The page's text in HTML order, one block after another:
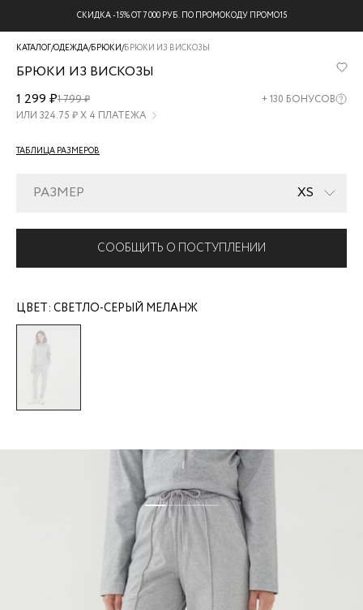
БЕСПЛАТНАЯ ДОСТАВКА НА ВСЕ ЗАКАЗЫ
КАТАЛОГ/ОДЕЖДА/БРЮКИ/БРЮКИ ИЗ ВИСКОЗЫ
БРЮКИ ИЗ ВИСКОЗЫ
1329501701-
33
1 299 ₽1 799 ₽ +130 БОНУСОВ
ИЛИ 324.75 ₽ Х 4 ПЛАТЕЖА
ТАБЛИЦА РАЗМЕРОВ
РАЗМЕР XS
СООБЩИТЬ О ПОСТУПЛЕНИИ
ЦВЕТ: СВЕТЛО-СЕРЫЙ МЕЛАНЖ